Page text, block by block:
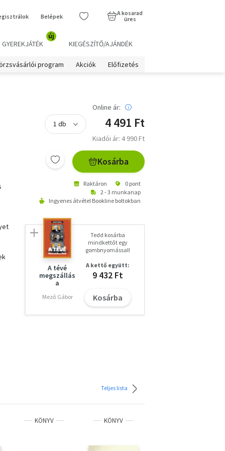
Belépek
A kosarad
üres
GYEREKJÁTÉK
új
KIEGÉSZÍTŐ/AJÁNDÉK
program Akciók Előfizetés
Online ár:
4 491 Ft
Kiadói ár: 4 990 Ft
Kosárba
Raktáron
0 pont
2 - 3 munkanap
Ingyenes átvétel Bookline boltokban
A tévé
megszállás
a
Mező Gábor
Tedd kosárba
mindkettőt egy
gombnyomással!
A kettő együtt:
9 432 Ft
Kosárba
Teljes lista
KÖNYV KÖNYV